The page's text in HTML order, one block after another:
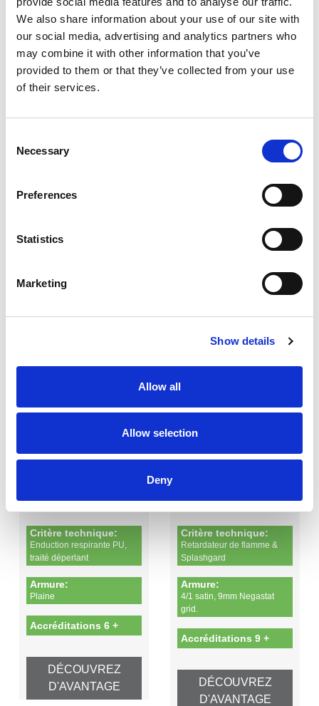
We also share information about your use of our site with
our social media, advertising and analytics partners who
may combine it with other information that you’ve
provided to them or that they’ve collected from your use
of their services.
Selection
Necessary
Preferences
Statistics
Marketing
Show details
Allow all
Allow selection
Deny
Membrane laminée PU,
traité déperlant
Armure:
Plaine
Accréditations 4 +
D'AVANTAGE
Enduction respirante PU,
traité déperlant
Armure:
Plaine
D'AVANTAGE
1
Polyester - 99%
Critère technique:
Enduction respirante PU,
traité déperlant
Armure:
Plaine
Accréditations 6 +
DÉCOUVREZ
D'AVANTAGE
FLAMESTAT SATIN 225 PRO2
Cotton - 50%
Critère technique:
Retardateur de flamme &
Splashgard
Armure:
4/1 satin, 9mm Negastat
grid.
Accréditations 9 +
DÉCOUVREZ
D'AVANTAGE